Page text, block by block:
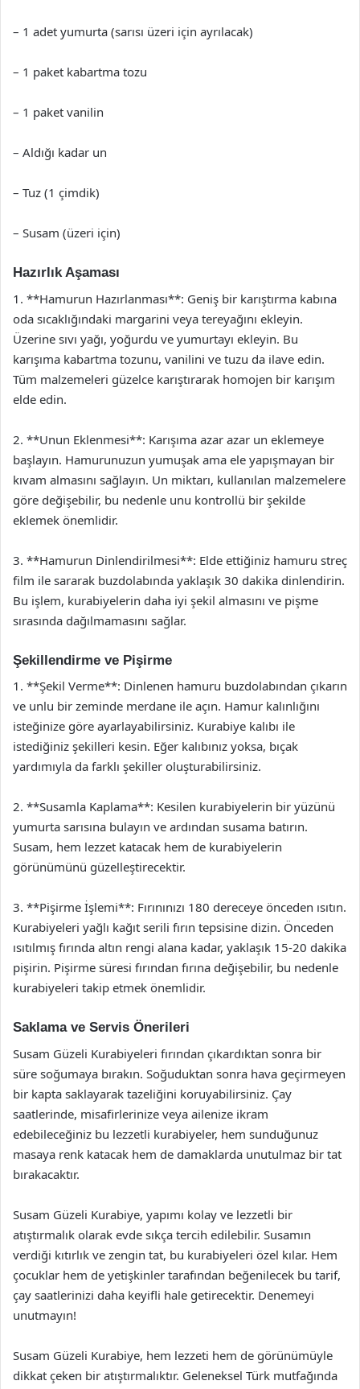
– 1 adet yumurta (sarısı üzeri için ayrılacak)
– 1 paket kabartma tozu
– 1 paket vanilin
– Aldığı kadar un
– Tuz (1 çimdik)
– Susam (üzeri için)
Hazırlık Aşaması
1. **Hamurun Hazırlanması**: Geniş bir karıştırma kabına
oda sıcaklığındaki margarini veya tereyağını ekleyin.
Üzerine sıvı yağı, yoğurdu ve yumurtayı ekleyin. Bu
karışıma kabartma tozunu, vanilini ve tuzu da ilave edin.
Tüm malzemeleri güzelce karıştırarak homojen bir karışım
elde edin.
2. **Unun Eklenmesi**: Karışıma azar azar un eklemeye
başlayın. Hamurunuzun yumuşak ama ele yapışmayan bir
kıvam almasını sağlayın. Un miktarı, kullanılan malzemelere
göre değişebilir, bu nedenle unu kontrollü bir şekilde
eklemek önemlidir.
3. **Hamurun Dinlendirilmesi**: Elde ettiğiniz hamuru streç
film ile sararak buzdolabında yaklaşık 30 dakika dinlendirin.
Bu işlem, kurabiyelerin daha iyi şekil almasını ve pişme
sırasında dağılmamasını sağlar.
Şekillendirme ve Pişirme
1. **Şekil Verme**: Dinlenen hamuru buzdolabından çıkarın
ve unlu bir zeminde merdane ile açın. Hamur kalınlığını
isteğinize göre ayarlayabilirsiniz. Kurabiye kalıbı ile
istediğiniz şekilleri kesin. Eğer kalıbınız yoksa, bıçak
yardımıyla da farklı şekiller oluşturabilirsiniz.
2. **Susamla Kaplama**: Kesilen kurabiyelerin bir yüzünü
yumurta sarısına bulayın ve ardından susama batırın.
Susam, hem lezzet katacak hem de kurabiyelerin
görünümünü güzelleştirecektir.
3. **Pişirme İşlemi**: Fırınınızı 180 dereceye önceden ısıtın.
Kurabiyeleri yağlı kağıt serili fırın tepsisine dizin. Önceden
ısıtılmış fırında altın rengi alana kadar, yaklaşık 15-20 dakika
pişirin. Pişirme süresi fırından fırına değişebilir, bu nedenle
kurabiyeleri takip etmek önemlidir.
Saklama ve Servis Önerileri
Susam Güzeli Kurabiyeleri fırından çıkardıktan sonra bir
süre soğumaya bırakın. Soğuduktan sonra hava geçirmeyen
bir kapta saklayarak tazeliğini koruyabilirsiniz. Çay
saatlerinde, misafirlerinize veya ailenize ikram
edebileceğiniz bu lezzetli kurabiyeler, hem sunduğunuz
masaya renk katacak hem de damaklarda unutulmaz bir tat
bırakacaktır.
Susam Güzeli Kurabiye, yapımı kolay ve lezzetli bir
atıştırmalık olarak evde sıkça tercih edilebilir. Susamın
verdiği kıtırlık ve zengin tat, bu kurabiyeleri özel kılar. Hem
çocuklar hem de yetişkinler tarafından beğenilecek bu tarif,
çay saatlerinizi daha keyifli hale getirecektir. Denemeyi
unutmayın!
Susam Güzeli Kurabiye, hem lezzeti hem de görünümüyle
dikkat çeken bir atıştırmalıktır. Geleneksel Türk mutfağında